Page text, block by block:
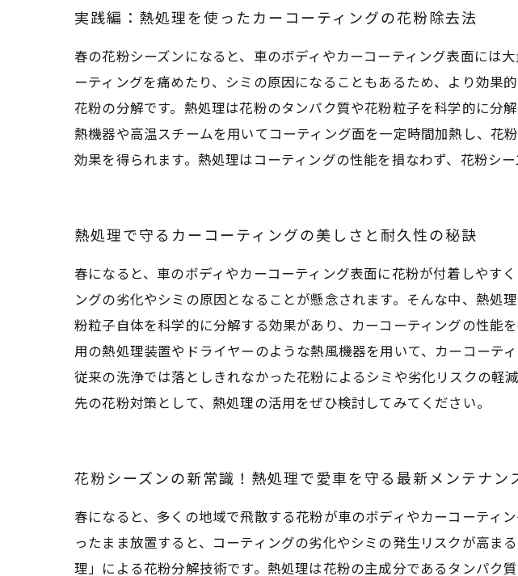
実践編：熱処理を使ったカーコーティングの花粉除去法
春の花粉シーズンになると、車のボディやカーコーティング表面には
ーティングを痛めたり、シミの原因になることもあるため、より効果
花粉の分解です。熱処理は花粉のタンパク質や花粉粒子を科学的に分
熱機器や高温スチームを用いてコーティング面を一定時間加熱し、花
効果を得られます。熱処理はコーティングの性能を損なわず、花粉シ
熱処理で守るカーコーティングの美しさと耐久性の秘訣
春になると、車のボディやカーコーティング表面に花粉が付着しやす
ングの劣化やシミの原因となることが懸念されます。そんな中、熱処
粉粒子自体を科学的に分解する効果があり、カーコーティングの性能
用の熱処理装置やドライヤーのような熱風機器を用いて、カーコーテ
従来の洗浄では落としきれなかった花粉によるシミや劣化リスクの軽
先の花粉対策として、熱処理の活用をぜひ検討してみてください。
花粉シーズンの新常識！熱処理で愛車を守る最新メンテナン
春になると、多くの地域で飛散する花粉が車のボディやカーコーティ
ったまま放置すると、コーティングの劣化やシミの発生リスクが高ま
理」による花粉分解技術です。熱処理は花粉の主成分であるタンパク